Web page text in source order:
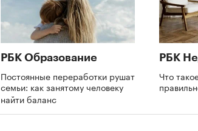
РБК Образование
Постоянные переработки рушат
семьи: как занятому человеку
найти баланс
РБК
Что